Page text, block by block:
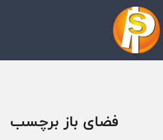
فضای باز برچسب